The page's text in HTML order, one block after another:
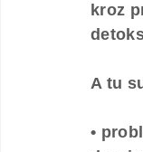
kroz
A tu
•